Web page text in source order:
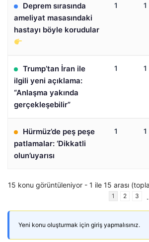
Deprem sırasında
ameliyat masasındaki
hastayı böyle korudular
1 1
Trump’tan İran ile
ilgili yeni açıklama:
“Anlaşma yakında
gerçekleşebilir”
1 1
Hürmüz’de peş peşe
patlamalar: ‘Dikkatli
olun’uyarısı
1 1
15 konu görüntüleniyor - 1 ile 15 arası
1 2 3
Yeni konu oluşturmak için giriş yapmalısınız.